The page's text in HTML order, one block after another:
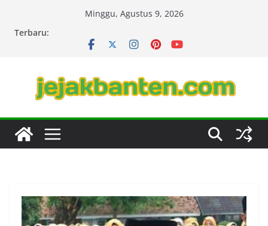
Minggu, Agustus 9, 2026
Terbaru: